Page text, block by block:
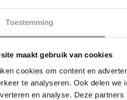
Toestemming
maakt gebruik van cookies
cookies om content en
te analyseren. Ook delen
en analyse. Deze